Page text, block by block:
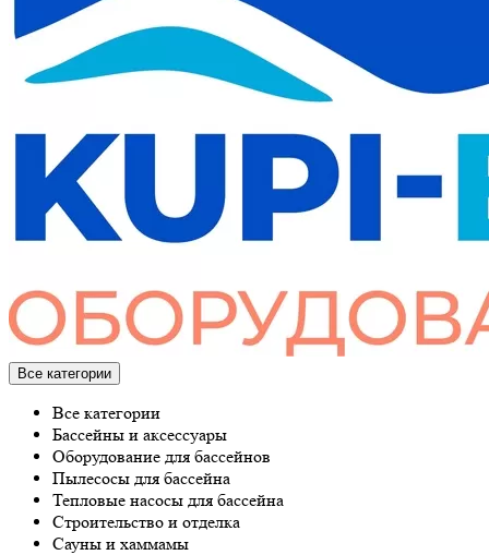
Все категории
Все категории
Бассейны и аксессуары
Оборудование для бассейнов
Пылесосы для бассейна
Тепловые насосы для бассейна
Строительство и отделка
Сауны и хаммамы